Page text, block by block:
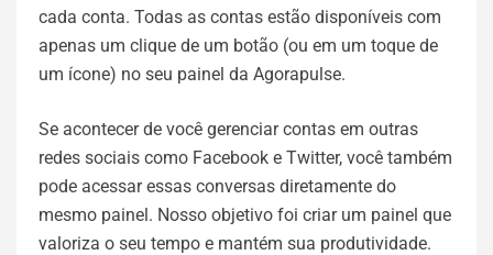
cada conta. Todas as contas estão disponíveis com
apenas um clique de um botão (ou em um toque de
um ícone) no seu painel da Agorapulse.
Se acontecer de você gerenciar contas em outras
redes sociais como Facebook e Twitter, você também
pode acessar essas conversas diretamente do
mesmo painel. Nosso objetivo foi criar um painel que
valoriza o seu tempo e mantém sua produtividade.